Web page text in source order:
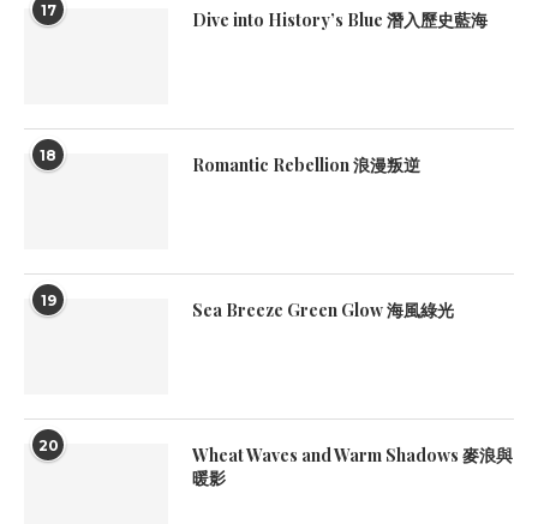
17 Dive into History’s Blue 潛入歷史藍海
18 Romantic Rebellion 浪漫叛逆
19 Sea Breeze Green Glow 海風綠光
20
Wheat Waves and Warm Shadows 麥浪與
暖影